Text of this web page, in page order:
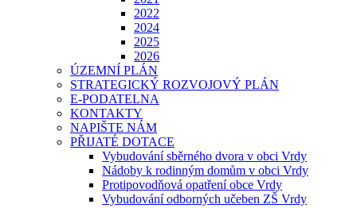
2022
2024
2025
2026
ÚZEMNÍ PLÁN
STRATEGICKÝ ROZVOJOVÝ PLÁN
E-PODATELNA
KONTAKTY
NAPIŠTE NÁM
PŘIJATÉ DOTACE
Vybudování sběrného dvora v obci Vrdy
Nádoby k rodinným domům v obci Vrdy
Protipovodňová opatření obce Vrdy
Vybudování odborných učeben ZŠ Vrdy